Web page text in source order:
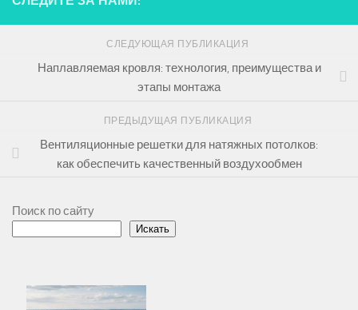
СЛЕДУЮЩАЯ ПУБЛИКАЦИЯ
Наплавляемая кровля: технология, преимущества и
этапы монтажа
ПРЕДЫДУЩАЯ ПУБЛИКАЦИЯ
Вентиляционные решетки для натяжных потолков:
как обеспечить качественный воздухообмен
Поиск по сайту
Искать